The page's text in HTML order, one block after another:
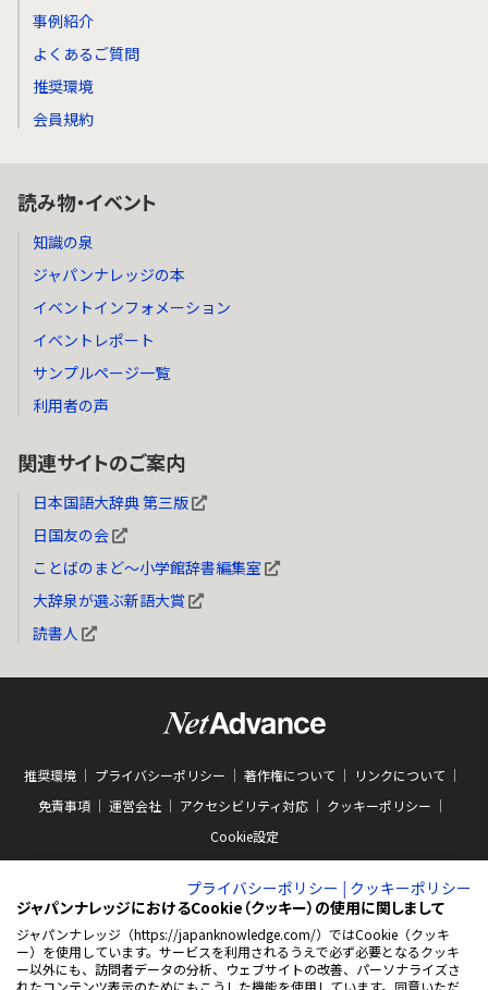
事例紹介
よくあるご質問
推奨環境
会員規約
読み物・イベント
知識の泉
ジャパンナレッジの本
イベントインフォメーション
イベントレポート
サンプルページ一覧
利用者の声
関連サイトのご案内
日本国語大辞典 第三版
日国友の会
ことばのまど～小学館辞書編集室
大辞泉が選ぶ新語大賞
読書人
推奨環境 プライバシーポリシー 著作権について
リンクについて
免責事項
運営会社 アクセシビリティ対応
クッキーポリシー
Cookie設定
ABJマークは、この電子書店・電子書籍配信サービスが、著作権者からコンテン
ツ使用許諾を得た正規版配信サービスであることを示す商標（登録番号 第
プライバシーポリシー | クッキーポリシー
ジャパンナレッジにおけるCookie（クッキー）の使用に関しまして
ジャパンナレッジ（https://japanknowledge.com/）ではCookie（クッキ
ー）を使用しています。サービスを利用されるうえで必ず必要となるクッキ
ー以外にも、訪問者データの分析、ウェブサイトの改善、パーソナライズさ
れたコンテンツ表示のためにもこうした機能を使用しています。同意いただ